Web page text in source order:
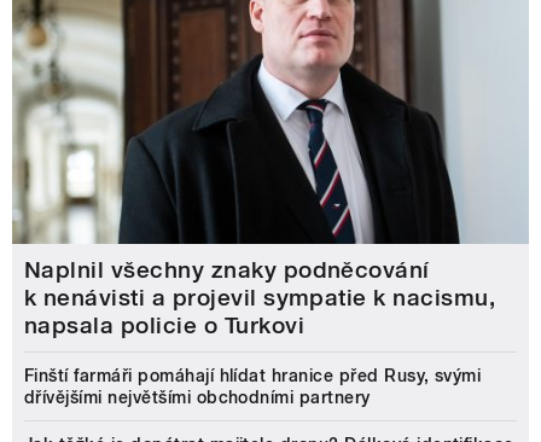
Naplnil všechny znaky podněcování
k nenávisti a projevil sympatie k nacismu,
napsala policie o Turkovi
Finští farmáři pomáhají hlídat hranice před Rusy, svými
dřívějšími největšími obchodními partnery